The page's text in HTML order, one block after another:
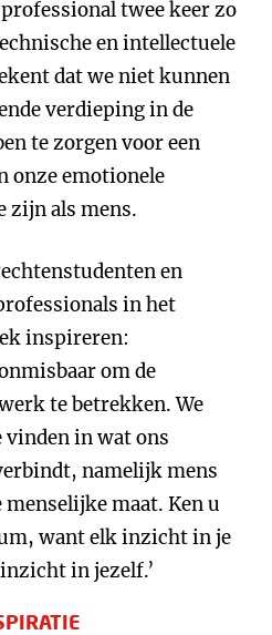
twee keer zo
en intellectuele
dat we niet kunnen
verdieping in de
te zorgen voor een
onze emotionele
zijn als mens.
en
in het
inspireren:
om de
te betrekken. We
vinden in wat ons
namelijk mens
maat. Ken u
want elk inzicht in je
in jezelf.’